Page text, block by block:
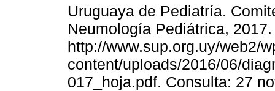
Uruguaya de Pediatría.
Neumología Pediátrica,
http://www.sup.org.uy/web2/
content/uploads/2016/06/
017_hoja.pdf. Consulta: 27